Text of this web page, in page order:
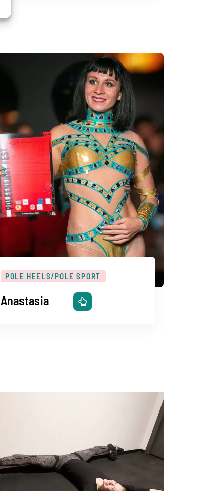
POLE HEELS/POLE SPORT
Anastasia